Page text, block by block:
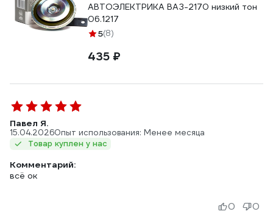
АВТОЭЛЕКТРИКА ВАЗ-2170 низкий тон
06.1217
5(8)
435 ₽
Павел Я.
15.04.2026Опыт использования: Менее месяца
Товар куплен у нас
Комментарий:
всё ок
0 0